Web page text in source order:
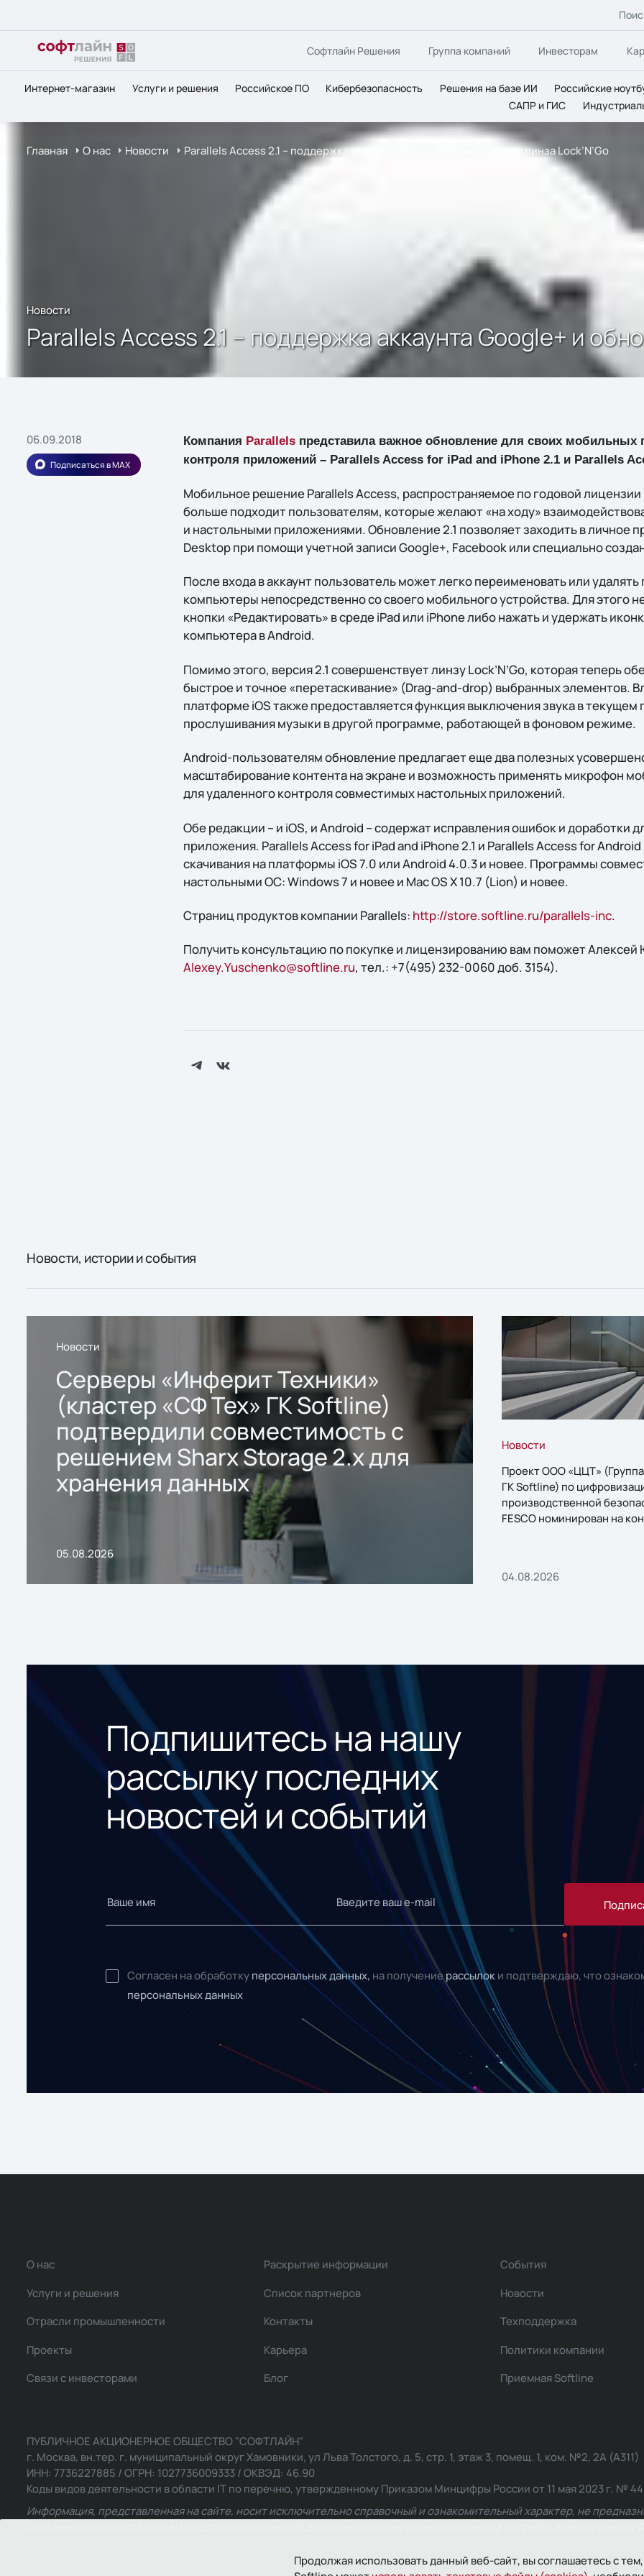
Софтлайн Решения Группа компаний Инвесторам
Интернет-магазин Услуги и решения Российское ПО Кибербезопасность Решения на базе ИИ Российские
САПР и ГИС
Главная О нас Новости Parallels Access 2.1 – поддержка аккаунта Google+ и обновленная линза Lock’N’Go
Новости
Parallels Access 2.1 – поддержка аккаунта Google+ и
06.09.2018
Подписаться в MAX
Компания Parallelsпредставила важное обновление для своих мобильных
контроля приложений – Parallels Access for iPad and iPhone 2.1 и Parallels
Мобильное решение Parallels Access, распространяемое по годовой лицензии
больше подходит пользователям, которые желают «на ходу»
и настольными приложениями. Обновление 2.1 позволяет заходить в личное
Desktop при помощи учетной записи Google+, Facebook или специально
После входа в аккаунт пользователь может легко переименовать или
компьютеры непосредственно со своего мобильного устройства. Для этого
кнопки «Редактировать» в среде iPad или iPhone либо нажать и удержать
компьютера в Android.
Помимо этого, версия 2.1 совершенствует линзу Lock’N’Go, которая теперь
быстрое и точное «перетаскивание» (Drag-and-drop) выбранных элементов.
платформе iOS также предоставляется функция выключения звука в
прослушивания музыки в другой программе, работающей в фоновом режиме.
Android-пользователям обновление предлагает еще два полезных
масштабирование контента на экране и возможность применять микрофон
для удаленного контроля совместимых настольных приложений.
Обе редакции – и iOS, и Android – содержат исправления ошибок и доработки
приложения. Parallels Access for iPad and iPhone 2.1 и Parallels Access for
скачивания на платформы iOS 7.0 или Android 4.0.3 и новее. Программы
настольными ОС: Windows 7 и новее и Mac OS X 10.7 (Lion) и новее.
Страниц продуктов компании Parallels: http://store.softline.ru/parallels-inc.
Получить консультацию по покупке и лицензированию вам поможет
Alexey.Yuschenko@softline.ru, тел.: +7(495) 232-0060 доб. 3154).
Новости, истории и события
Новости
Серверы «Инферит Техники»
(кластер «СФ Тех» ГК Softline)
подтвердили совместимость с
решением Sharx Storage 2.x для
хранения данных
05.08.2026
Новости
Проект ООО «ЦЦТ»
ГК Softline) по
производственной
FESCO номинирован на
04.08.2026
Подпишитесь на нашу
рассылку последних
новостей и событий
Согласен на обработку персональных данных, на получениерассылок и подтверждаю, что
персональных данных
Продолжая использовать данный веб-сайт, вы соглашаетесь с
О нас
Услуги и решения
Отрасли промышленности
Проекты
Связи с инвесторами
Раскрытие информации
Список партнеров
Контакты
Карьера
Блог
События
Новости
Техподдержка
Политики компании
Приемная Softline
ПУБЛИЧНОЕ АКЦИОНЕРНОЕ ОБЩЕСТВО "СОФТЛАЙН"
г. Москва, вн.тер. г. муниципальный округ Хамовники, ул Льва Толстого, д. 5, стр. 1, этаж 3, помещ. 1, ком. №2, 2А (А311)
ИНН: 7736227885 / ОГРН: 1027736009333 / ОКВЭД: 46.90
Коды видов деятельности в области IT по перечню, утвержденному Приказом Минцифры России от 11 мая 2023 г. №
Информация, представленная на сайте, носит исключительно справочный и ознакомительный характер, не